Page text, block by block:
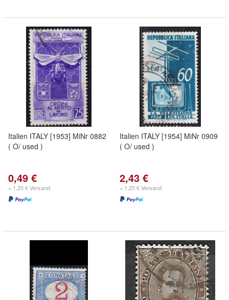
Italien ITALY [1953] MiNr 0882
( O/ used )
0,49 €
+ 1,20 € Versand
Italien ITALY [1954] MiNr 0909
( O/ used )
2,43 €
+ 1,20 € Versand